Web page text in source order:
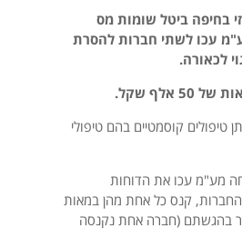
בחיפה ביטל שומות מס
עכו לשתי חברות להסרת
לכאורה.
אלף שקל.
טיפולים קוסמטיים בהם טיפולי
מע"מ עכו את הדוחות
קנס כל אחת מהן במאות
בהגשתם (חברה אחת נקנסה